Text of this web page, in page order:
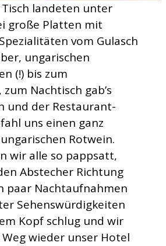
landeten unter
große Platten mit
vom Gulasch
ungarischen
(!) bis zum
Nachtisch gab’s
und der Restaurant-
uns einen ganz
Rotwein.
wir alle so pappsatt,
Abstecher Richtung
paar Nachtaufnahmen
Sehenswürdigkeiten
Kopf schlug und wir
wieder unser Hotel